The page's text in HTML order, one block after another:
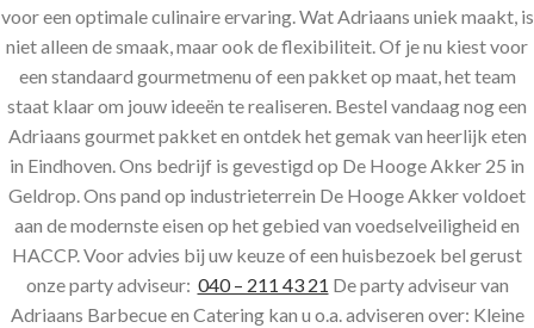
voor een optimale culinaire ervaring. Wat Adriaans uniek maakt, is
niet alleen de smaak, maar ook de flexibiliteit. Of je nu kiest voor
een standaard gourmetmenu of een pakket op maat, het team
staat klaar om jouw ideeën te realiseren. Bestel vandaag nog een
Adriaans gourmet pakket en ontdek het gemak van heerlijk eten
in Eindhoven. Ons bedrijf is gevestigd op De Hooge Akker 25 in
Geldrop. Ons pand op industrieterrein De Hooge Akker voldoet
aan de modernste eisen op het gebied van voedselveiligheid en
HACCP. Voor advies bij uw keuze of een huisbezoek bel gerust
onze party adviseur: 040 – 211 43 21 De party adviseur van
Adriaans Barbecue en Catering kan u o.a. adviseren over: Kleine